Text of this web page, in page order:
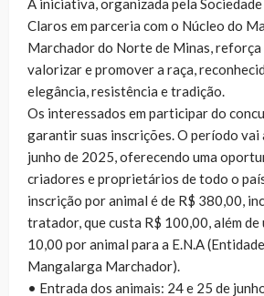
A iniciativa, organizada pela
Claros em parceria com o Núcleo do
Marchador do Norte de Minas, reforça
valorizar e promover a raça,
elegância, resistência e tradição.
Os interessados em participar do
garantir suas inscrições. O período vai
junho de 2025, oferecendo uma
criadores e proprietários de todo o
inscrição por animal é de R$ 380,00,
tratador, que custa R$ 100,00, além de
10,00 por animal para a E.N.A
Mangalarga Marchador).
• Entrada dos animais: 24 e 25 de